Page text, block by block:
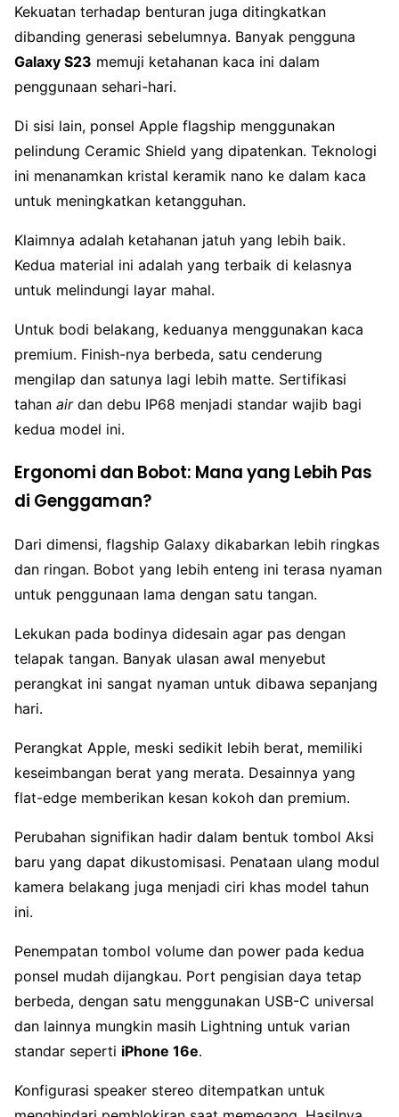
Kekuatan terhadap benturan juga ditingkatkan
dibanding generasi sebelumnya. Banyak pengguna
Galaxy S23 memuji ketahanan kaca ini dalam
penggunaan sehari-hari.
Di sisi lain, ponsel Apple flagship menggunakan
pelindung Ceramic Shield yang dipatenkan. Teknologi
ini menanamkan kristal keramik nano ke dalam kaca
untuk meningkatkan ketangguhan.
Klaimnya adalah ketahanan jatuh yang lebih baik.
Kedua material ini adalah yang terbaik di kelasnya
untuk melindungi layar mahal.
Untuk bodi belakang, keduanya menggunakan kaca
premium. Finish-nya berbeda, satu cenderung
mengilap dan satunya lagi lebih matte. Sertifikasi
tahan airdan debu IP68 menjadi standar wajib bagi
kedua model ini.
Ergonomi dan Bobot: Mana yang Lebih Pas
di Genggaman?
Dari dimensi, flagship Galaxy dikabarkan lebih ringkas
dan ringan. Bobot yang lebih enteng ini terasa nyaman
untuk penggunaan lama dengan satu tangan.
Lekukan pada bodinya didesain agar pas dengan
telapak tangan. Banyak ulasan awal menyebut
perangkat ini sangat nyaman untuk dibawa sepanjang
hari.
Perangkat Apple, meski sedikit lebih berat, memiliki
keseimbangan berat yang merata. Desainnya yang
flat-edge memberikan kesan kokoh dan premium.
Perubahan signifikan hadir dalam bentuk tombol Aksi
baru yang dapat dikustomisasi. Penataan ulang modul
kamera belakang juga menjadi ciri khas model tahun
ini.
Penempatan tombol volume dan power pada kedua
ponsel mudah dijangkau. Port pengisian daya tetap
berbeda, dengan satu menggunakan USB-C universal
dan lainnya mungkin masih Lightning untuk varian
standar seperti iPhone 16e.
Konfigurasi speaker stereo ditempatkan untuk